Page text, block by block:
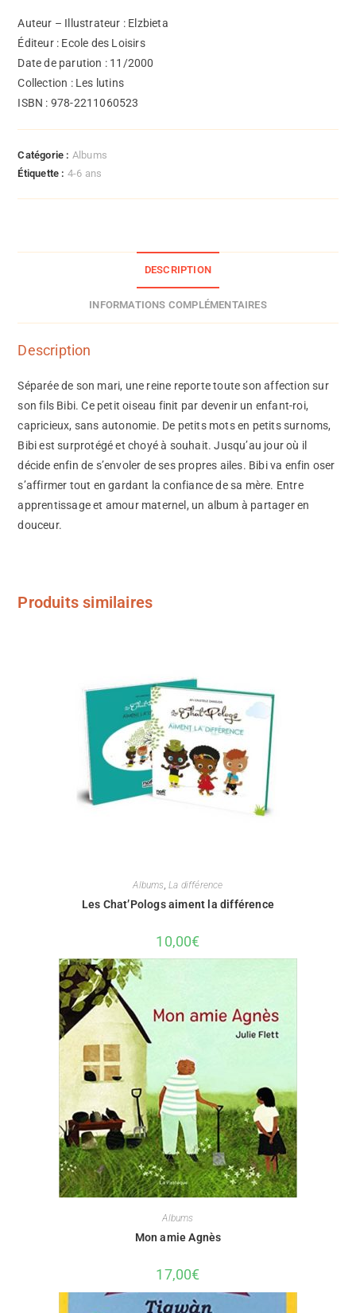
Auteur – Illustrateur : Elzbieta
Éditeur : Ecole des Loisirs
Date de parution : 11/2000
Collection : Les lutins
ISBN : 978-2211060523
Catégorie : Albums
Étiquette : 4-6 ans
DESCRIPTION
INFORMATIONS COMPLÉMENTAIRES
Description
Séparée de son mari, une reine reporte toute son affection sur
son fils Bibi. Ce petit oiseau finit par devenir un enfant-roi,
capricieux, sans autonomie. De petits mots en petits surnoms,
Bibi est surprotégé et choyé à souhait. Jusqu’au jour où il
décide enfin de s’envoler de ses propres ailes. Bibi va enfin oser
s’affirmer tout en gardant la confiance de sa mère. Entre
apprentissage et amour maternel, un album à partager en
douceur.
Produits similaires
Albums La différence
Les Chat’Pologs aiment la différence
10,00€
Albums
Mon amie Agnès
17,00€